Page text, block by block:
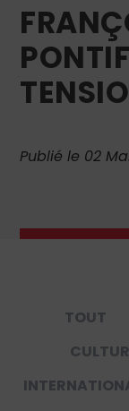
Publié le 02
TOUT